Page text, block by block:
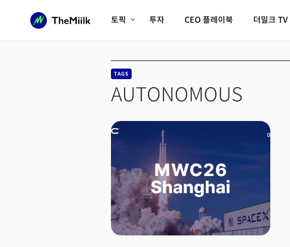
토픽
AX비즈니스혁명
디지털자산
미래 교육/직업
전체 기사 보기
투자 CEO 플레이북 더밀크 TV
더밀크 아카데미
TAGS
AUTONOMOUS